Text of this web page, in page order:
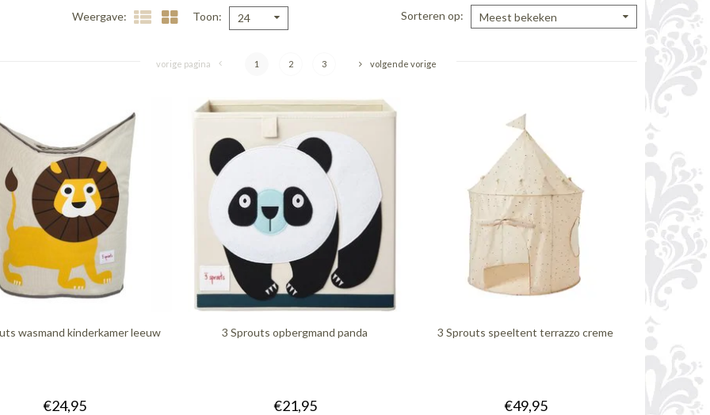
Weergave Toon 24 Sorteren op Meest bekeken
vorige pagina 1 2 3 volgende vorige
wasmand kinderkamer leeuw
€24,95
3 Sprouts opbergmand panda
€21,95
3 Sprouts speeltent terrazzo creme
€49,95